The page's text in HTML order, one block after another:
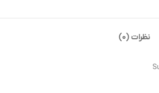
نظرات (0)